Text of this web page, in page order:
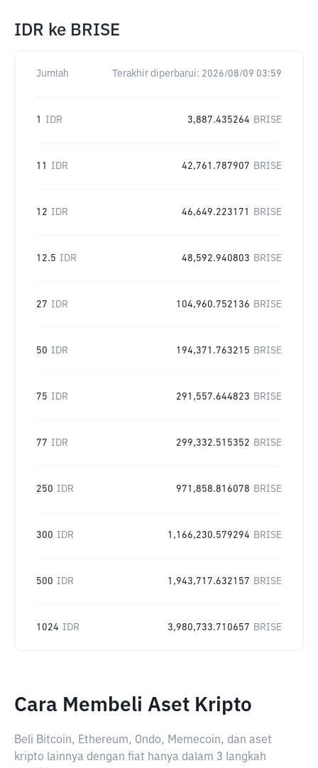
IDR ke BRISE
Jumlah Terakhir diperbarui: 2026/08/09 03:59
1 IDR 3,887.435264 BRISE
11 IDR 42,761.787907 BRISE
12 IDR 46,649.223171 BRISE
12.5 IDR 48,592.940803 BRISE
27 IDR 104,960.752136 BRISE
50 IDR 194,371.763215 BRISE
75 IDR 291,557.644823 BRISE
77 IDR 299,332.515352 BRISE
250 IDR 971,858.816078 BRISE
300 IDR 1,166,230.579294 BRISE
500 IDR 1,943,717.632157 BRISE
1024 IDR 3,980,733.710657 BRISE
Cara Membeli Aset Kripto
Beli Bitcoin, Ethereum, Ondo, Memecoin, dan aset
kripto lainnya dengan fiat hanya dalam 3 langkah